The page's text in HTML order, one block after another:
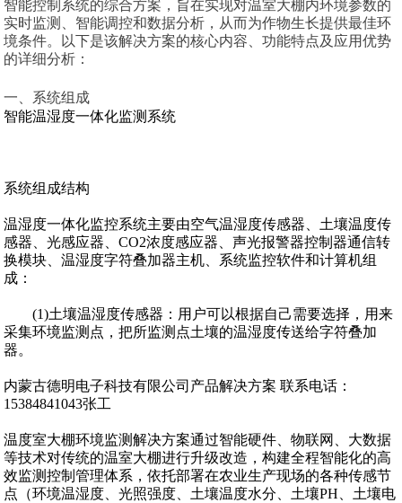
智能控制系统的综合方案，旨在实现对温室大棚内环境参数的
实时监测、智能调控和数据分析，从而为作物生长提供最佳环
境条件。以下是该解决方案的核心内容、功能特点及应用优势
的详细分析：
一、系统组成
智能温湿度一体化监测系统
系统组成结构
温湿度一体化监控系统主要由空气温湿度传感器、土壤温度传
感器、光感应器、CO2浓度感应器、声光报警器控制器通信转
换模块、温湿度字符叠加器主机、系统监控软件和计算机组
成：
(1)土壤温湿度传感器：用户可以根据自己需要选择，用来
采集环境监测点，把所监测点土壤的温湿度传送给字符叠加
器。
内蒙古德明电子科技有限公司产品解决方案 联系电话：
15384841043张工
温度室大棚环境监测解决方案通过智能硬件、物联网、大数据
等技术对传统的温室大棚进行升级改造，构建全程智能化的高
效监测控制管理体系，依托部署在农业生产现场的各种传感节
点（环境温湿度、光照强度、土壤温度水分、土壤PH、土壤电